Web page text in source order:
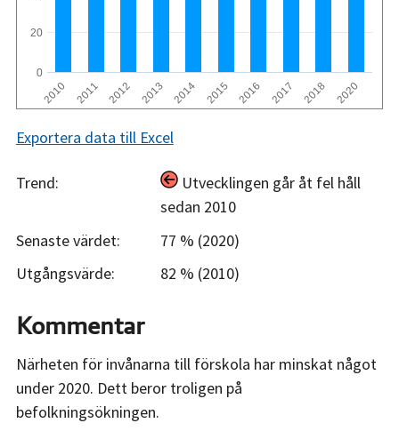
2010 2011 2012 2013 2014 2015 2016 2017 2018 2020
0
20
Exportera data till Excel
Trend:
Utvecklingen går åt fel håll
sedan 2010
Senaste värdet:
77 % (2020)
Utgångsvärde:
82 % (2010)
Kommentar
Närheten för invånarna till förskola har minskat något
under 2020. Dett beror troligen på
befolkningsökningen.